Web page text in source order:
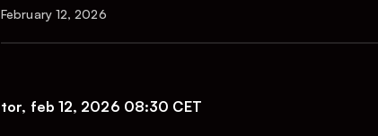
February 12, 2026
tor, feb 12, 2026 08:30 CET